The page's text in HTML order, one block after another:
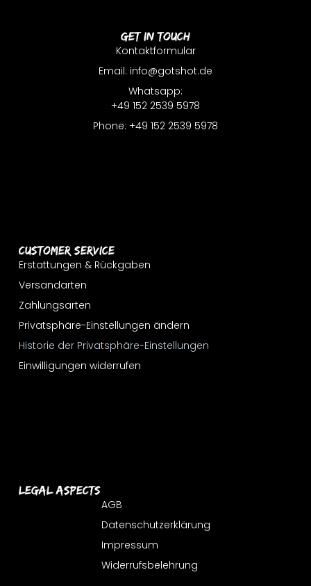
Customer Service
Erstattungen & Rückgaben
Versandarten
Zahlungsarten
Privatsphäre-Einstellungen ändern
Historie der Privatsphäre-Einstellungen
Einwilligungen widerrufen
Get In Touch
Kontaktformular
Email: info@gotshot.de
Whatsapp:
+49 152 2539 5978
Phone: +49 152 2539 5978
Legal Aspects
AGB
Datenschutzerklärung
Impressum
Widerrufsbelehrung